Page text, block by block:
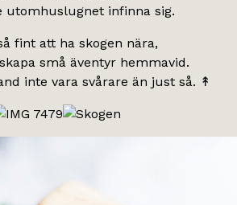
utomhuslugnet infinna sig.
fint att ha skogen nära,
små äventyr hemmavid.
inte vara svårare än just så. ↟